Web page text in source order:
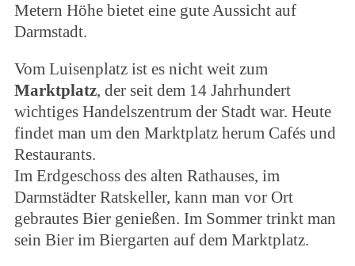
Metern Höhe bietet eine gute Aussicht auf
Darmstadt.
Vom Luisenplatz ist es nicht weit zum
Marktplatz, der seit dem 14 Jahrhundert
wichtiges Handelszentrum der Stadt war. Heute
findet man um den Marktplatz herum Cafés und
Restaurants.
Im Erdgeschoss des alten Rathauses, im
Darmstädter Ratskeller, kann man vor Ort
gebrautes Bier genießen. Im Sommer trinkt man
sein Bier im Biergarten auf dem Marktplatz.